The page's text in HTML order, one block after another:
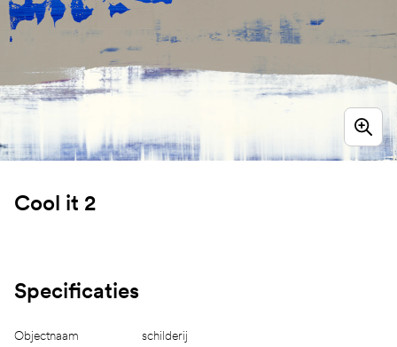
Cool it 2
Specificaties
Objectnaam schilderij